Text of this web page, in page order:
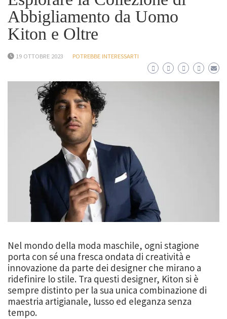
Abbigliamento da Uomo
Kiton e Oltre
19 OTTOBRE 2023 POTREBBE INTERESSARTI
Nel mondo della moda maschile, ogni stagione
porta con sé una fresca ondata di creatività e
innovazione da parte dei designer che mirano a
ridefinire lo stile. Tra questi designer, Kiton si è
sempre distinto per la sua unica combinazione di
maestria artigianale, lusso ed eleganza senza
tempo.